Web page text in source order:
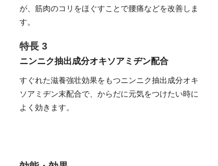
が、筋肉のコリをほぐすことで腰痛などを改善しま
す。
特長 3
ニンニク抽出成分オキソアミヂン配合
すぐれた滋養強壮効果をもつニンニク抽出成分オキ
ソアミヂン末配合で、からだに元気をつけたい時に
よく効きます。